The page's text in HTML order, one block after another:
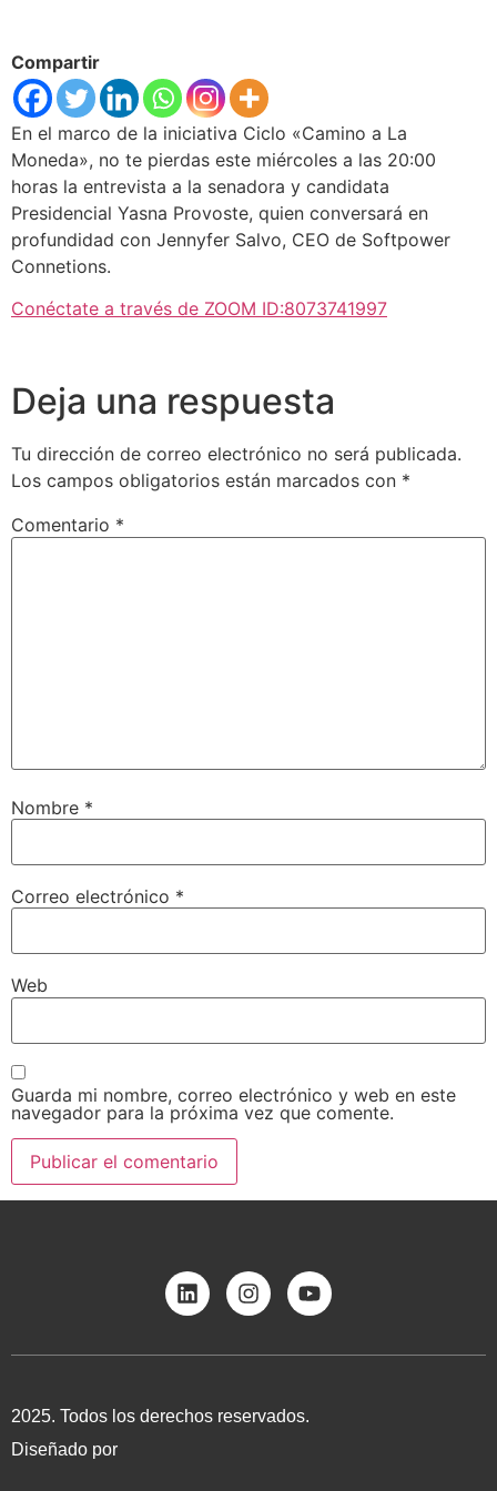
Compartir
En el marco de la iniciativa Ciclo «Camino a La
Moneda», no te pierdas este miércoles a las 20:00
horas la entrevista a la senadora y candidata
Presidencial Yasna Provoste, quien conversará en
profundidad con Jennyfer Salvo, CEO de Softpower
Connetions.
Conéctate a través de ZOOM ID:8073741997
Deja una respuesta
Tu dirección de correo electrónico no será publicada.
Los campos obligatorios están marcados con *
Comentario *
Nombre *
Correo electrónico *
Web
Guarda mi nombre, correo electrónico y web en este
navegador para la próxima vez que comente.
2025. Todos los derechos reservados.
Diseñado por